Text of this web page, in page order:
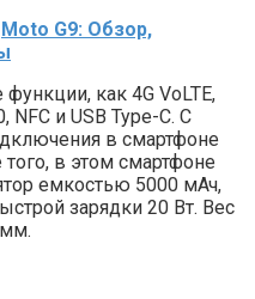
Moto G9: Обзор,
как 4G VoLTE,
NFC и USB Type-C. С
в смартфоне
в этом смартфоне
емкостью 5000 мАч,
зарядки 20 Вт. Вес